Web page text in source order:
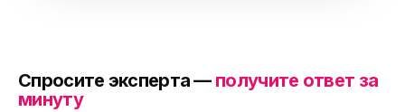
Спросите эксперта — получите ответ за
минуту